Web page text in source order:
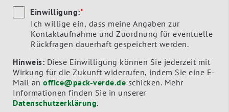
Einwilligung:*
Ich willige ein, dass meine Angaben zur
Kontaktaufnahme und Zuordnung für eventuelle
Rückfragen dauerhaft gespeichert werden.
Hinweis: Diese Einwilligung können Sie jederzeit mit
Wirkung für die Zukunft widerrufen, indem Sie eine E-
Mail an office@pack-verde.de
Informationen finden Sie in unserer
Datenschutzerklärung.